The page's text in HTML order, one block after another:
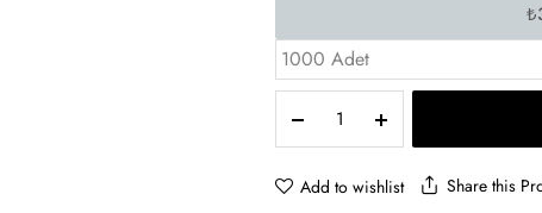
1000 Adet
Kalem
-
BMK
Add to wishlist Share this